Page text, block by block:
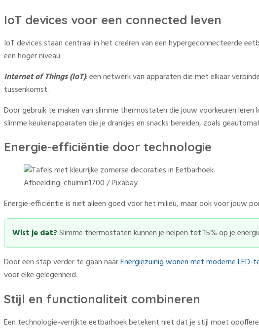
IoT devices voor een connected leven
IoT devices staan centraal in het creëren van een hypergeconnecteerde
een hoger niveau.
Internet of Things (IoT): een netwerk van apparaten die met elkaar
tussenkomst.
Door gebruik te maken van slimme thermostaten die jouw voorkeuren
slimme keukenapparaten die je drankjes en snacks bereiden, zoals
Energie-efficiëntie door technologie
Afbeelding: chulmin1700 / Pixabay
Energie-efficiëntie is niet alleen goed voor het milieu, maar ook voor jouw
Wist je dat?Slimme thermostaten kunnen je helpen tot 15% op je
Door een stap verder te gaan naarEnergiezuinig wonen met moderne LED-
voor elke gelegenheid.
Stijl en functionaliteit combineren
Een technologie-verrijkte eetbarhoek betekent niet dat je stijl moet